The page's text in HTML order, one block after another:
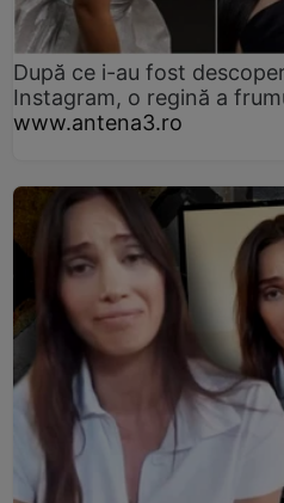
După ce i-au fost
Instagram, o regină a
www.antena3.ro